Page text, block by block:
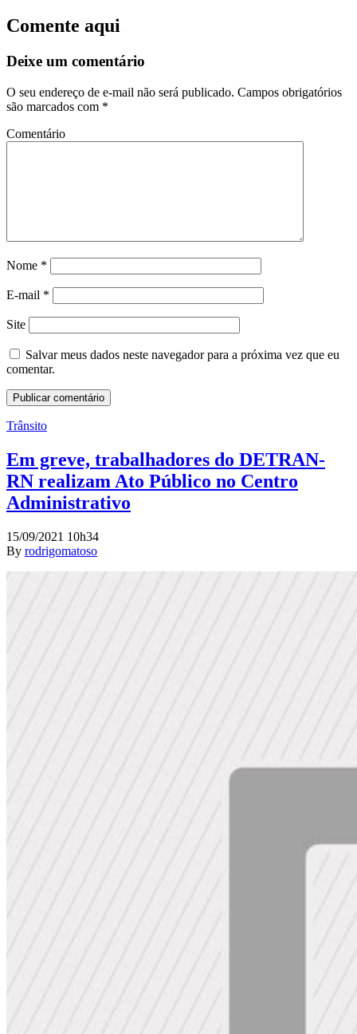
Comente aqui
Deixe um comentário
O seu endereço de e-mail não será publicado. Campos obrigatórios
são marcados com *
Comentário
Nome *
E-mail *
Site
Salvar meus dados neste navegador para a próxima vez que eu
comentar.
Trânsito
Em greve, trabalhadores do DETRAN-
RN realizam Ato Público no Centro
Administrativo
15/09/2021 10h34
By rodrigomatoso